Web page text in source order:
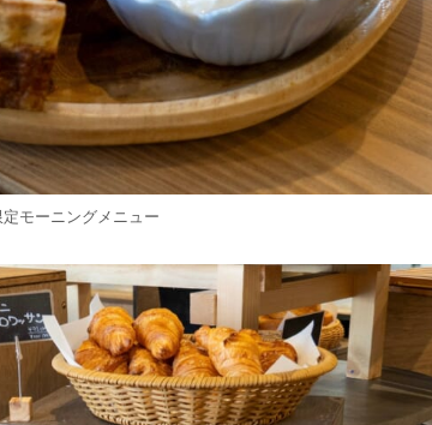
モーニングメニュー